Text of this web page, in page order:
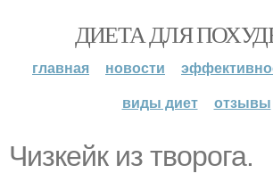
ДИЕТА ДЛЯ
главная новости
виды диет
отзывы
Чизкейк из творога.